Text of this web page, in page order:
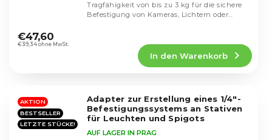
durchschnittliche
Produktbewertung
Sternen.
€39,34 ohne MwSt.
€47,60
In den Warenkorb
Tragfähigkeit von bis zu 3 kg für die sichere
Befestigung von Kameras, Lichtern oder
AKTION
BESTSELLER
LETZTE STÜCKE!
Adapter zur Erstellung eines 1/4"-
Befestigungssystems an Stativen
für Leuchten und Spigots
AUF LAGER IN PRAG